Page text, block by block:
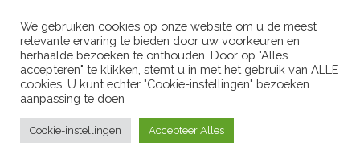
We gebruiken cookies op onze website om u de meest
relevante ervaring te bieden door uw voorkeuren en
herhaalde bezoeken te onthouden. Door op "Alles
accepteren" te klikken, stemt u in met het gebruik van ALLE
cookies. U kunt echter "Cookie-instellingen" bezoeken
aanpassing te doen
Cookie-instellingen Accepteer Alles